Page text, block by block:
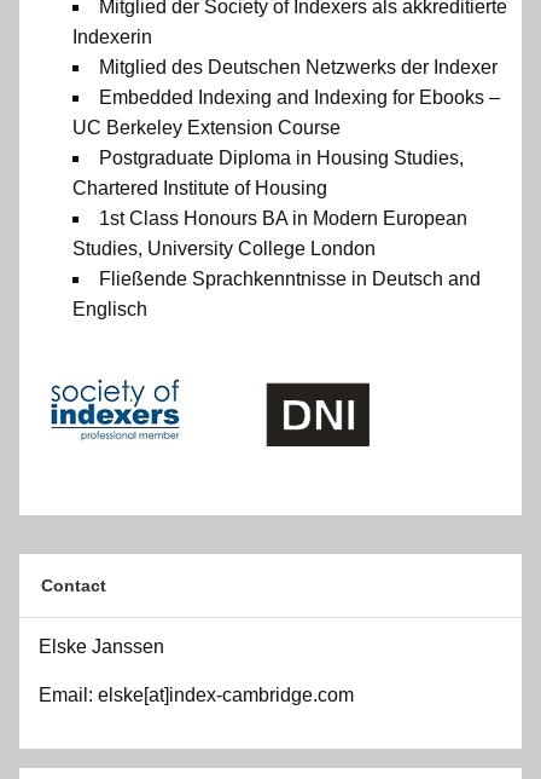
Mitglied der Society of Indexers als akkreditierte
Indexerin
Mitglied des Deutschen Netzwerks der Indexer
Embedded Indexing and Indexing for Ebooks –
UC Berkeley Extension Course
Postgraduate Diploma in Housing Studies,
Chartered Institute of Housing
1st Class Honours BA in Modern European
Studies, University College London
Fließende Sprachkenntnisse in Deutsch and
Englisch
Contact
Elske Janssen
Email: elske[at]index-cambridge.com